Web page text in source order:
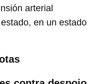
arterial
en un estado